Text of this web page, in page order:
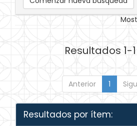
Resultados 1-1
Anterior 1
Resultados por ítem: